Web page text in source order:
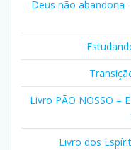
Deus não abandona
Livro PÃO NOSSO –
Livro dos